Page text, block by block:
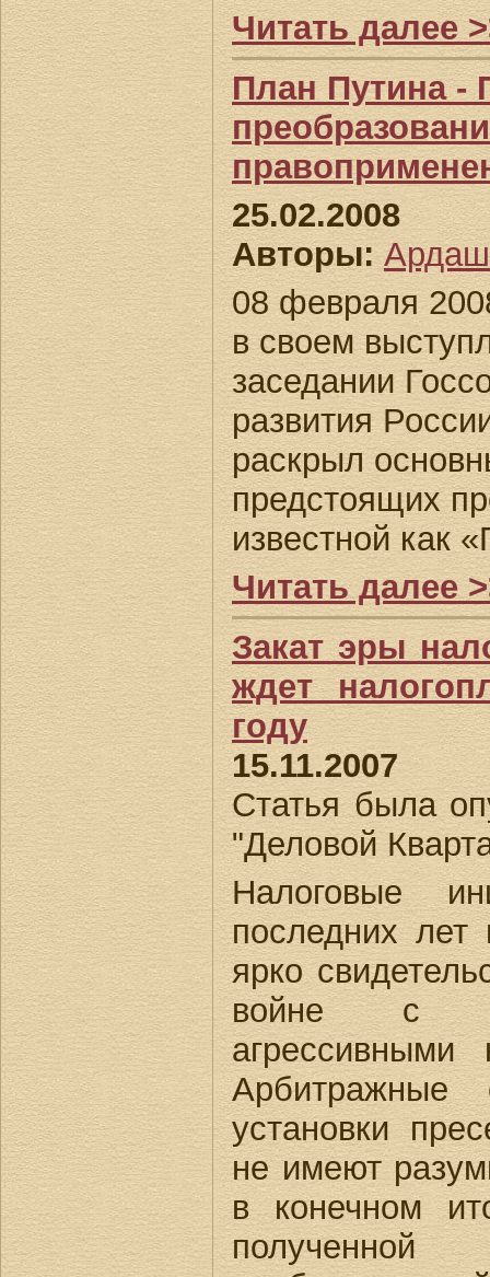
Читать далее
План Путина -
25.02.2008
Авторы:
08 февраля
в своем
заседании
развития
раскрыл
предстоящих
известной как
Читать далее
Закат эры
ждет
году
15.11.2007
Статья была
"Деловой
Налоговые
последних
ярко
войне с
агрессивными
установки
не имеют
в конечном
полученной